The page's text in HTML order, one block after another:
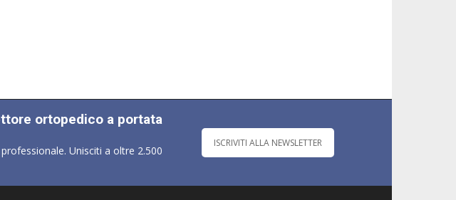
ortopedico a portata
Unisciti a oltre 2.500
ISCRIVITI ALLA NEWSLETTER